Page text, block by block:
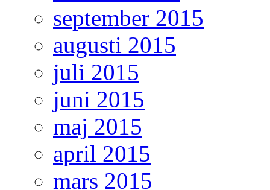
september 2015
augusti 2015
juli 2015
juni 2015
maj 2015
april 2015
mars 2015